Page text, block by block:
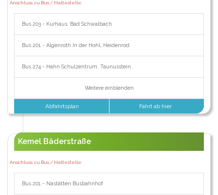
Anschluss zu Bus / Haltestelle:
Bus 203 - Kurhaus, Bad Schwalbach
Bus 201 - Algenroth In der Hohl, Heidenrod
Bus 274 - Hahn Schulzentrum, Taunusstein
Weitere einblenden
Abfahrtsplan Fahrt ab hier
Kemel Bäderstraße
Anschluss zu Bus / Haltestelle:
Bus 201 - Nastätten Busbahnhof